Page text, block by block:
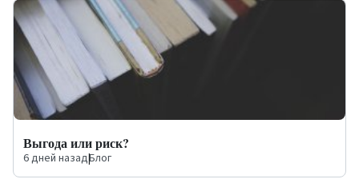
Выгода или риск?
6 дней назад|Блог